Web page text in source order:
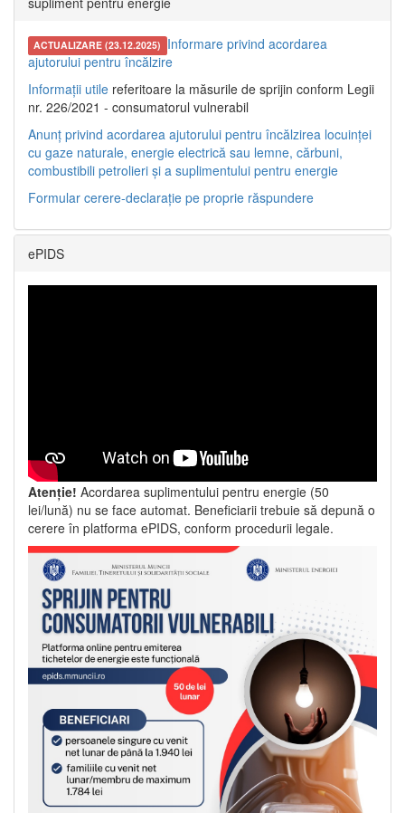
ACTUALIZARE (23.12.2025) Informare privind acordarea
ajutorului pentru încălzire
Informații utile referitoare la măsurile de sprijin conform Legii
nr. 226/2021 - consumatorul vulnerabil
Anunț privind acordarea ajutorului pentru încălzirea locuinței
cu gaze naturale, energie electrică sau lemne, cărbuni,
combustibili petrolieri și a suplimentului pentru energie
Formular cerere-declarație pe proprie răspundere
ePIDS
Atenție! Acordarea suplimentului pentru energie (50
lei/lună) nu se face automat. Beneficiarii trebuie să depună o
cerere în platforma ePIDS, conform procedurii legale.